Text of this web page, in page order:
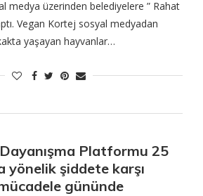
medya üzerinden belediyelere ” Rahat
Vegan Kortej sosyal medyadan
yaşayan hayvanlar…
Dayanışma Platformu 25
yönelik şiddete karşı
gününde